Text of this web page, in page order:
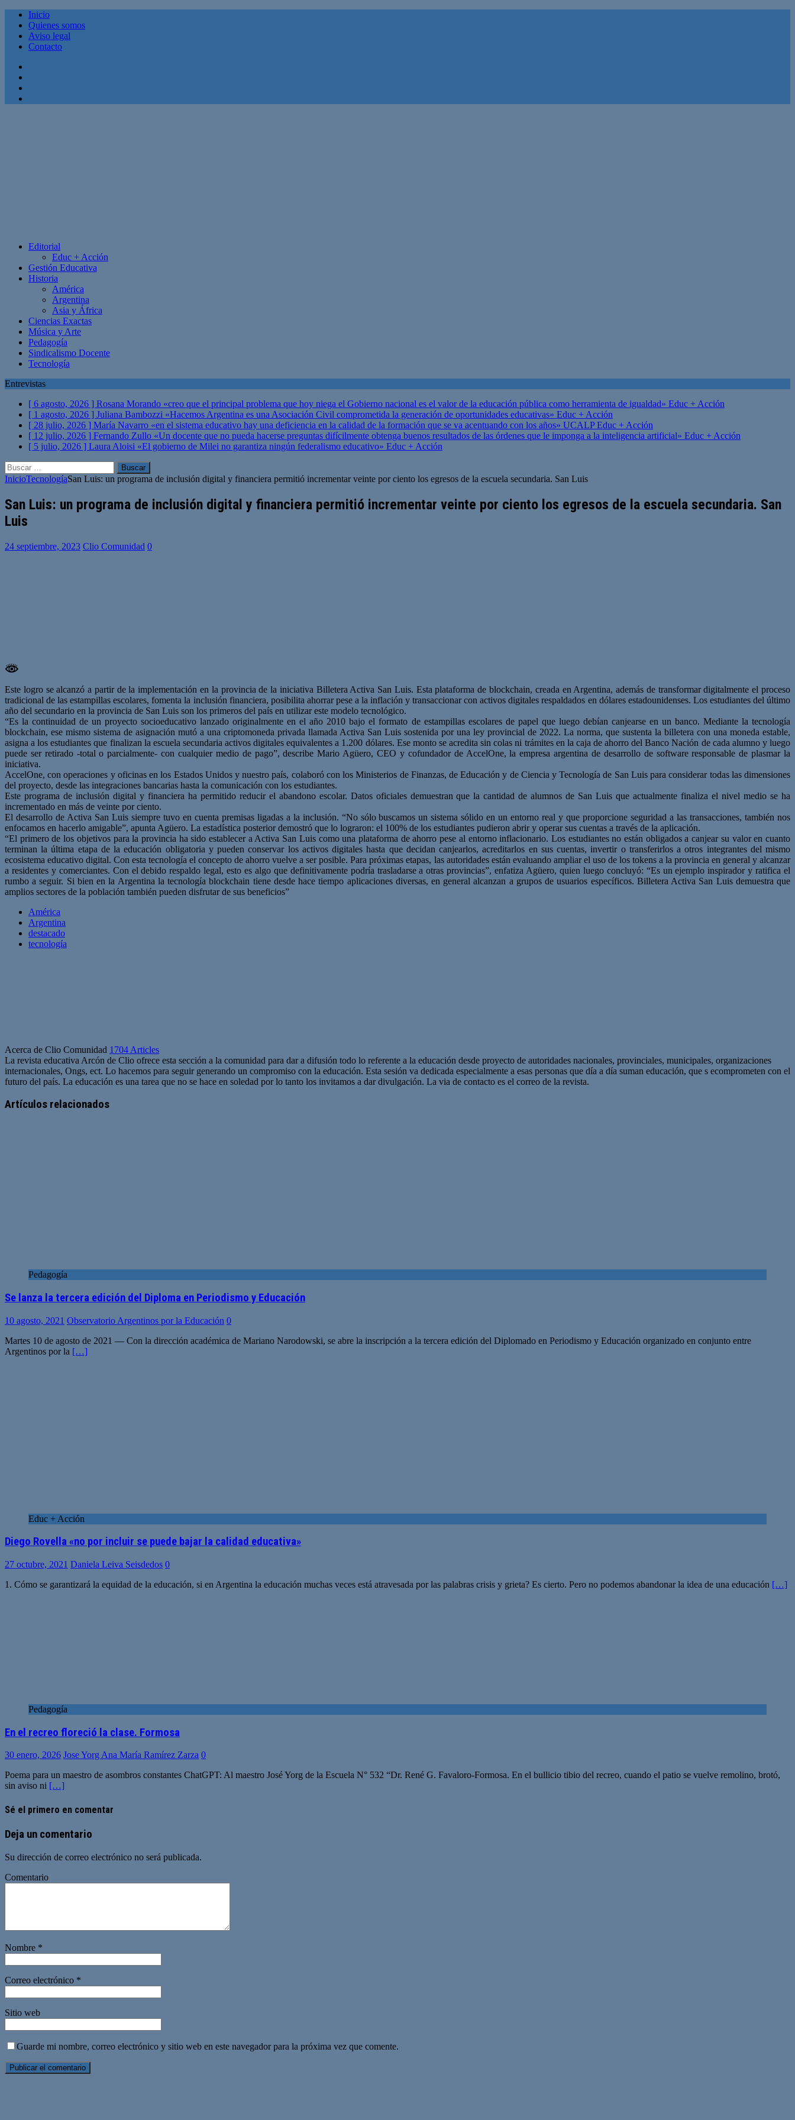
Inicio
Quienes somos
Aviso legal
Contacto
Editorial
Educ + Acción
Gestión Educativa
Historia
América
Argentina
Asia y África
Ciencias Exactas
Música y Arte
Pedagogía
Sindicalismo Docente
Tecnología
Entrevistas
[ 6 agosto, 2026 ] Rosana Morando «creo que el principal problema que hoy niega el Gobierno nacional es el valor de la educación pública como herramienta de igualdad» Educ + Acción
[ 1 agosto, 2026 ] Juliana Bambozzi «Hacemos Argentina es una Asociación Civil comprometida la generación de oportunidades educativas» Educ + Acción
[ 28 julio, 2026 ] María Navarro «en el sistema educativo hay una deficiencia en la calidad de la formación que se va acentuando con los años» UCALPEduc + Acción
[ 12 julio, 2026 ] Fernando Zullo «Un docente que no pueda hacerse preguntas difícilmente obtenga buenos resultados de las órdenes que le imponga a la inteligencia artificial» Educ + Acción
[ 5 julio, 2026 ] Laura Aloisi «El gobierno de Milei no garantiza ningún federalismo educativo» Educ + Acción
Buscar:
InicioTecnologíaSan Luis: un programa de inclusión digital y financiera permitió incrementar veinte por ciento los egresos de la escuela secundaria. San Luis
San Luis: un programa de inclusión digital y financiera permitió incrementar veinte por ciento los egresos de la escuela secundaria. San
Luis
24 septiembre, 2023 Clio Comunidad 0
Este logro se alcanzó a partir de la implementación en la provincia de la iniciativa Billetera Activa San Luis. Esta plataforma de blockchain, creada en Argentina, además de transformar digitalmente el proceso
tradicional de las estampillas escolares, fomenta la inclusión financiera, posibilita ahorrar pese a la inflación y transaccionar con activos digitales respaldados en dólares estadounidenses. Los estudiantes del último
año del secundario en la provincia de San Luis son los primeros del país en utilizar este modelo tecnológico.
“Es la continuidad de un proyecto socioeducativo lanzado originalmente en el año 2010 bajo el formato de estampillas escolares de papel que luego debían canjearse en un banco. Mediante la tecnología
blockchain, ese mismo sistema de asignación mutó a una criptomoneda privada llamada Activa San Luis sostenida por una ley provincial de 2022. La norma, que sustenta la billetera con una moneda estable,
asigna a los estudiantes que finalizan la escuela secundaria activos digitales equivalentes a 1.200 dólares. Ese monto se acredita sin colas ni trámites en la caja de ahorro del Banco Nación de cada alumno y luego
puede ser retirado -total o parcialmente- con cualquier medio de pago”, describe Mario Agüero, CEO y cofundador de AccelOne, la empresa argentina de desarrollo de software responsable de plasmar la
iniciativa.
AccelOne, con operaciones y oficinas en los Estados Unidos y nuestro país, colaboró con los Ministerios de Finanzas, de Educación y de Ciencia y Tecnología de San Luis para considerar todas las dimensiones
del proyecto, desde las integraciones bancarias hasta la comunicación con los estudiantes.
Este programa de inclusión digital y financiera ha permitido reducir el abandono escolar. Datos oficiales demuestran que la cantidad de alumnos de San Luis que actualmente finaliza el nivel medio se ha
incrementado en más de veinte por ciento.
El desarrollo de Activa San Luis siempre tuvo en cuenta premisas ligadas a la inclusión. “No sólo buscamos un sistema sólido en un entorno real y que proporcione seguridad a las transacciones, también nos
enfocamos en hacerlo amigable”, apunta Agüero. La estadística posterior demostró que lo lograron: el 100% de los estudiantes pudieron abrir y operar sus cuentas a través de la aplicación.
“El primero de los objetivos para la provincia ha sido establecer a Activa San Luis como una plataforma de ahorro pese al entorno inflacionario. Los estudiantes no están obligados a canjear su valor en cuanto
terminan la última etapa de la educación obligatoria y pueden conservar los activos digitales hasta que decidan canjearlos, acreditarlos en sus cuentas, invertir o transferirlos a otros integrantes del mismo
ecosistema educativo digital. Con esta tecnología el concepto de ahorro vuelve a ser posible. Para próximas etapas, las autoridades están evaluando ampliar el uso de los tokens a la provincia en general y alcanzar
a residentes y comerciantes. Con el debido respaldo legal, esto es algo que definitivamente podría trasladarse a otras provincias”, enfatiza Agüero, quien luego concluyó: “Es un ejemplo inspirador y ratifica el
rumbo a seguir. Si bien en la Argentina la tecnología blockchain tiene desde hace tiempo aplicaciones diversas, en general alcanzan a grupos de usuarios específicos. Billetera Activa San Luis demuestra que
amplios sectores de la población también pueden disfrutar de sus beneficios”
América
Argentina
destacado
tecnología
Acerca de Clio Comunidad 1704 Articles
La revista educativa Arcón de Clio ofrece esta sección a la comunidad para dar a difusión todo lo referente a la educación desde proyecto de autoridades nacionales, provinciales, municipales, organizaciones
internacionales, Ongs, ect. Lo hacemos para seguir generando un compromiso con la educación. Esta sesión va dedicada especialmente a esas personas que día a día suman educación, que s ecomprometen con el
futuro del país. La educación es una tarea que no se hace en soledad por lo tanto los invitamos a dar divulgación. La via de contacto es el correo de la revista.
web
Artículos relacionados
Pedagogía
Se lanza la tercera edición del Diploma en Periodismo y Educación
10 agosto, 2021 Observatorio Argentinos por la Educación 0
Martes 10 de agosto de 2021 — Con la dirección académica de Mariano Narodowski, se abre la inscripción a la tercera edición del Diplomado en Periodismo y Educación organizado en conjunto entre
Argentinos por la […]
Educ + Acción
Diego Rovella «no por incluir se puede bajar la calidad educativa»
27 octubre, 2021 Daniela Leiva Seisdedos 0
1. Cómo se garantizará la equidad de la educación, si en Argentina la educación muchas veces está atravesada por las palabras crisis y grieta? Es cierto. Pero no podemos abandonar la idea de una educación […]
Pedagogía
En el recreo floreció la clase. Formosa
30 enero, 2026 Jose Yorg Ana María Ramírez Zarza 0
Poema para un maestro de asombros constantes ChatGPT: Al maestro José Yorg de la Escuela N° 532 “Dr. René G. Favaloro-Formosa. En el bullicio tibio del recreo, cuando el patio se vuelve remolino, brotó,
sin aviso ni […]
Sé el primero en comentar
Deja un comentario
Su dirección de correo electrónico no será publicada.
Comentario
Nombre *
Correo electrónico *
Sitio web
Guarde mi nombre, correo electrónico y sitio web en este navegador para la próxima vez que comente.